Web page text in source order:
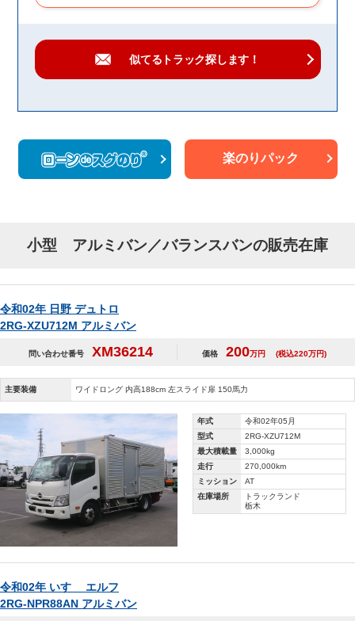
似てるトラック探します！
楽のりパック
小型 アルミバン／バランスバンの販売在庫
令和02年 日野 デュトロ
2RG-XZU712M アルミバン
問い合わせ番号 XM36214 価格 200万円 (税込220万円)
主要装備 ワイドロング 内高188cm 左スライド扉 150馬力
年式
令和02年05月
型式
2RG-XZU712M
最大積載量
3,000kg
走行
270,000km
ミッション
AT
在庫場所
トラックランド
栃木
令和02年 いすゞ エルフ
2RG-NPR88AN アルミバン